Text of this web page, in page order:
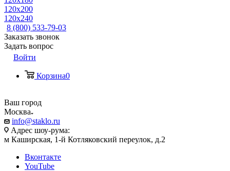
120x200
120x240
8 (800) 533-79-03
Заказать звонок
Задать вопрос
Войти
Корзина0
Ваш город
Москва
info@staklo.ru
Адрес шоу-рума:
м Каширская, 1-й Котляковский переулок, д.2
Вконтакте
YouTube